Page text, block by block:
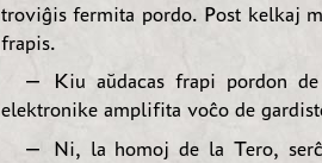
troviĝis fermita pordo. Post kelkaj
frapis.
— Kiu aŭdacas frapi pordon
elektronike amplifita voĉo de
— Ni, la homoj de la Tero,